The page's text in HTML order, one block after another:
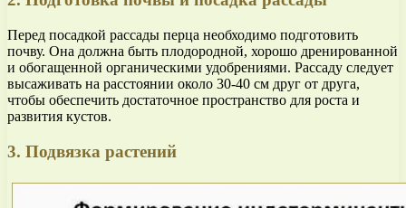
Перед посадкой рассады перца необходимо подготовить
почву. Она должна быть плодородной, хорошо дренированной
и обогащенной органическими удобрениями. Рассаду следует
высаживать на расстоянии около 30-40 см друг от друга,
чтобы обеспечить достаточное пространство для роста и
развития кустов.
3. Подвязка растений